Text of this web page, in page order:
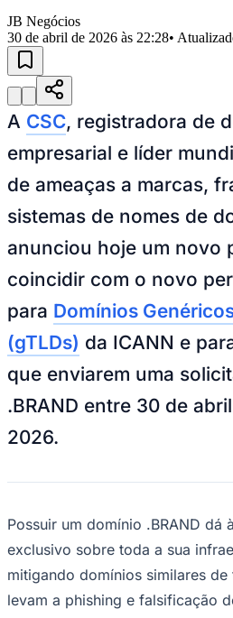
CalifórniaJardim dos Altos
EsperançaJardim GrazielaJardim
JulioJardim Líbano
Mutinga
LuísJardim São Pedro
TupãJardim Tupanci
CamargosParque ImperialParque
do Bom JesusRecanto PhrynéaSantana
ParnaíbaSilveiraTamboréVale do Sol
do Conde Vila Engenho Novo Vila
EscadaVila PortoVotupoca
Para Sua Empresa
Anuncie no Portal
Guia de Empresas
Divulgar VagasNovo
Publicidade Legal
Negócios Regionais
Turismo
Segurança Regional
Hospitais Estaduais
Parques & Represas
Cidades da Região
do Bom Jesus
Guia de Empresas
Vagas na RegiãoNovo
Guia Comercial
Selo Verificado
Portal Educacional
JB Negócios
30 de abril de 2026 às 22:28•
A CSC, registradora de
empresarial e líder
de ameaças a marcas,
sistemas de nomes de
anunciou hoje um novo
coincidir com o novo
para Domínios
(gTLDs) da ICANN e
que enviarem uma
.BRAND entre 30 de
2026.
Possuir um domínio .BRAND dá
exclusivo sobre toda a sua
mitigando domínios similares
levam a phishing e falsificação